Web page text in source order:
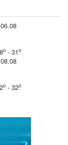
06.08
o- 31o
08.08
o- 32o